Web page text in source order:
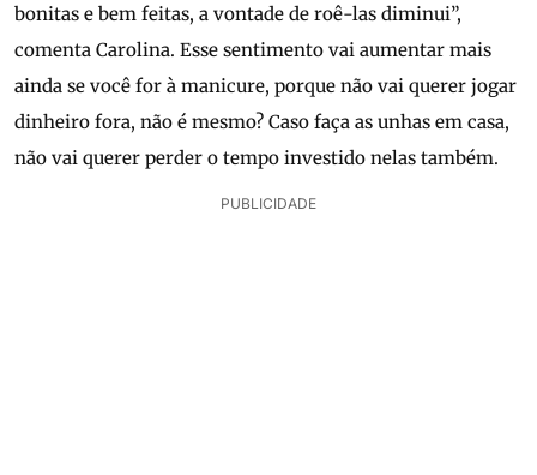
bonitas e bem feitas, a vontade de roê-las diminui”,
comenta Carolina. Esse sentimento vai aumentar mais
ainda se você for à manicure, porque não vai querer jogar
dinheiro fora, não é mesmo? Caso faça as unhas em casa,
não vai querer perder o tempo investido nelas também.
PUBLICIDADE